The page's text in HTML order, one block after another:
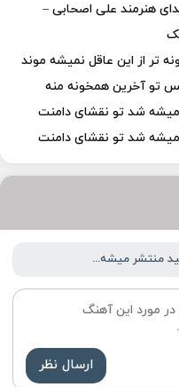
هنرمند علی اصحابی –
تر از این عاقل نمیشه موند
تو آخرین همخونه منه
میشه شد تو نقشای دامنت
میشه شد تو نقشای دامنت
منتشر میشه...
ارسال نظر